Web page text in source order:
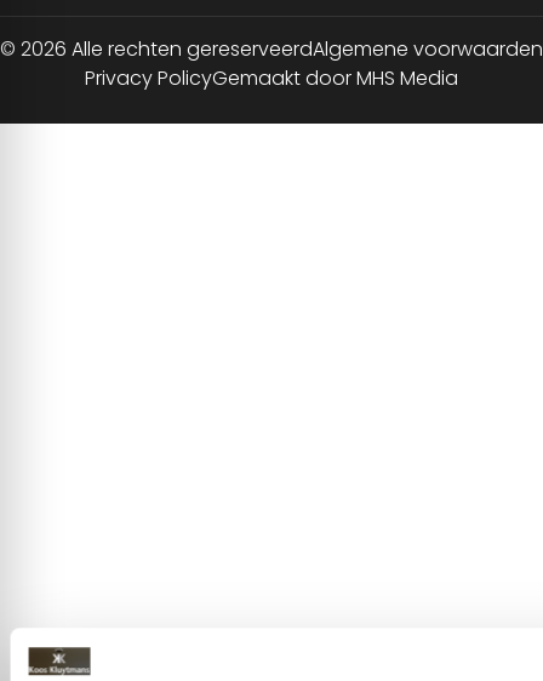
© 2026 Alle rechten gereserveerdAlgemene voorwaarden
Privacy PolicyGemaakt door MHS Media